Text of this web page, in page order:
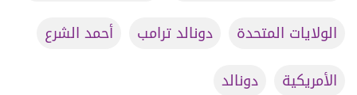
الولايات المتحدة
دونالد ترامب
أحمد الشرع
الأمريكية
دونالد